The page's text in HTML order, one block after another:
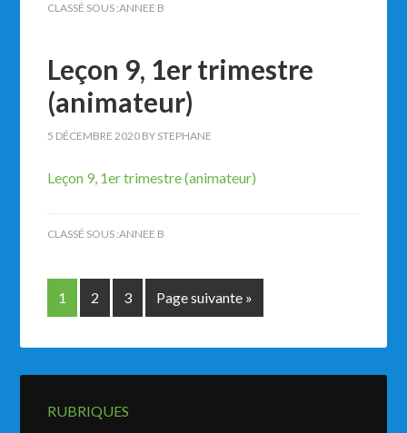
CLASSÉ SOUS :ANNEE B
Leçon 9, 1er trimestre
(animateur)
5 DÉCEMBRE 2020 BY STEPHANE
Leçon 9, 1er trimestre (animateur)
CLASSÉ SOUS :ANNEE B
1 2 3 Page suivante »
RUBRIQUES